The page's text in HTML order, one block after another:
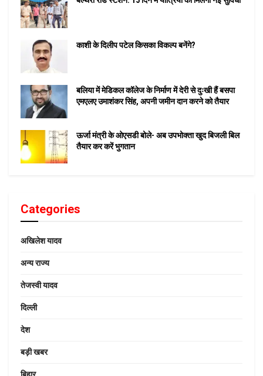
काशी के दिलीप पटेल किसका विकल्प बनेंगे?
बलिया में मेडिकल कॉलेज के निर्माण में देरी से दुःखी हैं बसपा
एमएलए उमाशंकर सिंह, अपनी जमीन दान करने को तैयार
ऊर्जा मंत्री के ओएसडी बोले- अब उपभोक्ता खुद बिजली बिल
तैयार कर करें भुगतान
Categories
अखिलेश यादव
अन्य राज्य
तेजस्वी यादव
दिल्ली
देश
बड़ी खबर